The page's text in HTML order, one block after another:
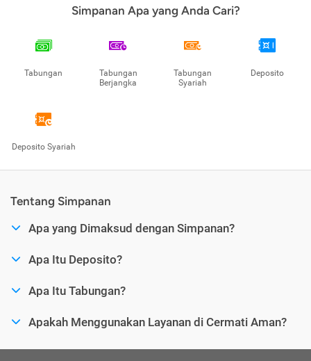
Simpanan Apa yang Anda Cari?
Tabungan
Tabungan
Berjangka
Tabungan
Syariah
Deposito
Deposito Syariah
Tentang Simpanan
Apa yang Dimaksud dengan Simpanan?
Apa Itu Deposito?
Apa Itu Tabungan?
Apakah Menggunakan Layanan di Cermati Aman?